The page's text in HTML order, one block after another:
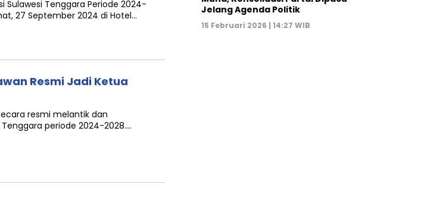
Sulawesi Tenggara Periode 2024-
27 September 2024 di Hotel…
Resmi Jadi Ketua
secara resmi melantik dan
periode 2024-2028….
Jelang Agenda Politik
15 Februari 2026 | 14:27 WIB